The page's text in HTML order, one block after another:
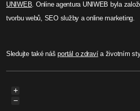
UNIWEB. Online agentura UNIWEB byla
tvorbu webů, SEO služby a online marketing.
Sledujte také nášportál o zdravía životním
+
−